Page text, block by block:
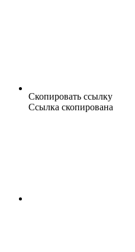
Скопировать ссылку
Ссылка скопирована